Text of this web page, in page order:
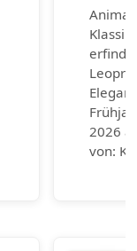
2026
von: